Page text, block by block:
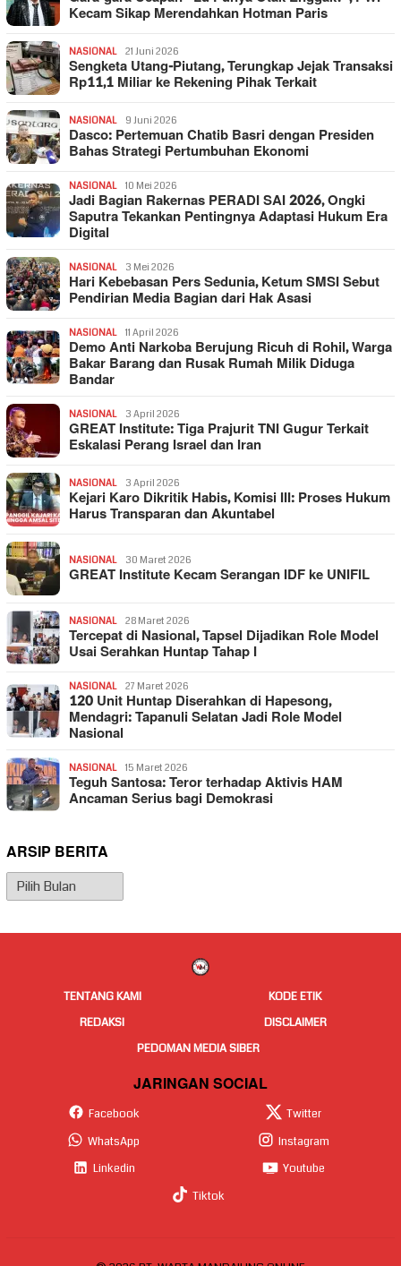
Kecam Sikap Merendahkan Hotman Paris
NASIONAL 21 Juni 2026
Sengketa Utang-Piutang, Terungkap Jejak Transaksi
Rp11,1 Miliar ke Rekening Pihak Terkait
NASIONAL 9 Juni 2026
Dasco: Pertemuan Chatib Basri dengan Presiden
Bahas Strategi Pertumbuhan Ekonomi
NASIONAL 10 Mei 2026
Jadi Bagian Rakernas PERADI SAI 2026, Ongki
Saputra Tekankan Pentingnya Adaptasi Hukum Era
Digital
NASIONAL 3 Mei 2026
Hari Kebebasan Pers Sedunia, Ketum SMSI Sebut
Pendirian Media Bagian dari Hak Asasi
NASIONAL 11 April 2026
Demo Anti Narkoba Berujung Ricuh di Rohil, Warga
Bakar Barang dan Rusak Rumah Milik Diduga
Bandar
NASIONAL 3 April 2026
GREAT Institute: Tiga Prajurit TNI Gugur Terkait
Eskalasi Perang Israel dan Iran
NASIONAL 3 April 2026
Kejari Karo Dikritik Habis, Komisi III: Proses Hukum
Harus Transparan dan Akuntabel
NASIONAL 30 Maret 2026
GREAT Institute Kecam Serangan IDF ke UNIFIL
NASIONAL 28 Maret 2026
Tercepat di Nasional, Tapsel Dijadikan Role Model
Usai Serahkan Huntap Tahap I
NASIONAL 27 Maret 2026
120 Unit Huntap Diserahkan di Hapesong,
Mendagri: Tapanuli Selatan Jadi Role Model
Nasional
NASIONAL 15 Maret 2026
Teguh Santosa: Teror terhadap Aktivis HAM
Ancaman Serius bagi Demokrasi
ARSIP BERITA
Arsip
Berita
TENTANG KAMI
KODE ETIK
REDAKSI
DISCLAIMER
PEDOMAN MEDIA SIBER
JARINGAN SOCIAL
Facebook
Twitter
WhatsApp
Instagram
Linkedin
Youtube
Tiktok